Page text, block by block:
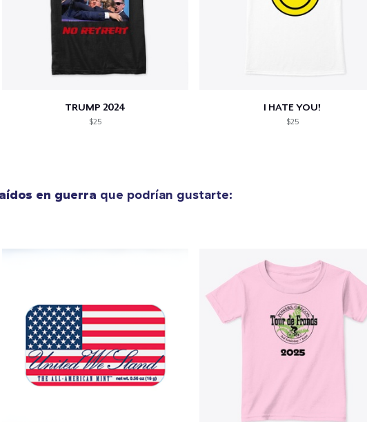
TRUMP 2024
$25
I HATE YOU!
$25
en guerra que podrían gustarte:
Women's Comfort Tee
25,00 US$